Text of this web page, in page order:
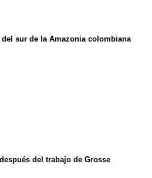
sur de la Amazonia colombiana
del trabajo de Grosse